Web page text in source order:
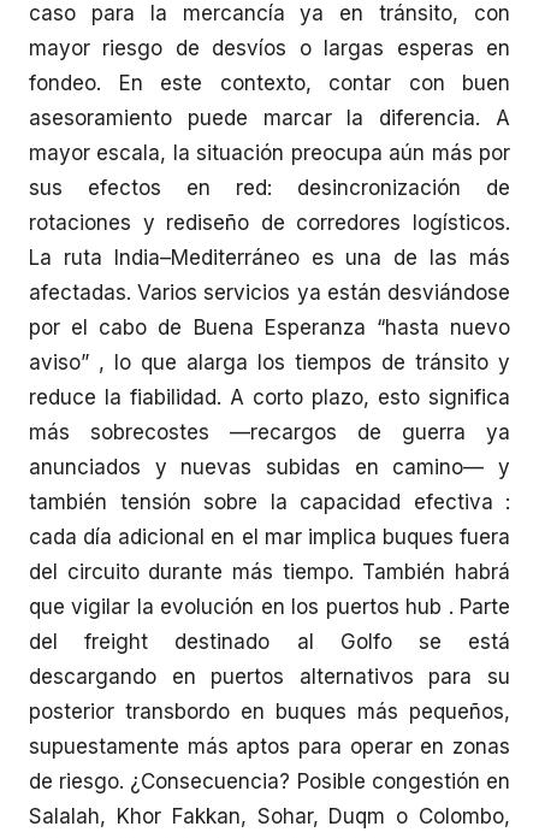
caso para la mercancía ya en tránsito, con
mayor riesgo de desvíos o largas esperas en
fondeo. En este contexto, contar con buen
asesoramiento puede marcar la diferencia. A
mayor escala, la situación preocupa aún más por
sus efectos en red: desincronización de
rotaciones y rediseño de corredores logísticos.
La ruta India–Mediterráneo es una de las más
afectadas. Varios servicios ya están desviándose
por el cabo de Buena Esperanza “hasta nuevo
aviso” , lo que alarga los tiempos de tránsito y
reduce la fiabilidad. A corto plazo, esto significa
más sobrecostes —recargos de guerra ya
anunciados y nuevas subidas en camino— y
también tensión sobre la capacidad efectiva :
cada día adicional en el mar implica buques fuera
del circuito durante más tiempo. También habrá
que vigilar la evolución en los puertos hub . Parte
del freight destinado al Golfo se está
descargando en puertos alternativos para su
posterior transbordo en buques más pequeños,
supuestamente más aptos para operar en zonas
de riesgo. ¿Consecuencia? Posible congestión en
Salalah, Khor Fakkan, Sohar, Duqm o Colombo,